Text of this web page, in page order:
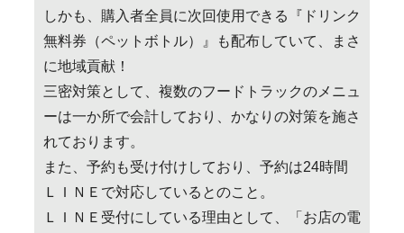
しかも、購入者全員に次回使用できる『ドリンク
無料券（ペットボトル）』も配布していて、まさ
に地域貢献！
三密対策として、複数のフードトラックのメニュ
ーは一か所で会計しており、かなりの対策を施さ
れております。
また、予約も受け付けしており、予約は24時間
ＬＩＮＥで対応しているとのこと。
ＬＩＮＥ受付にしている理由として、「お店の電